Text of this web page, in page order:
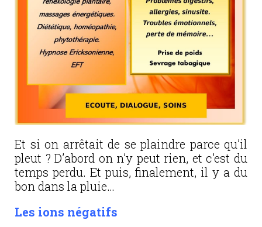
Et si on arrêtait de se plaindre parce qu’il
pleut ? D’abord on n’y peut rien, et c’est du
temps perdu. Et puis, finalement, il y a du
bon dans la pluie…
Les ions négatifs